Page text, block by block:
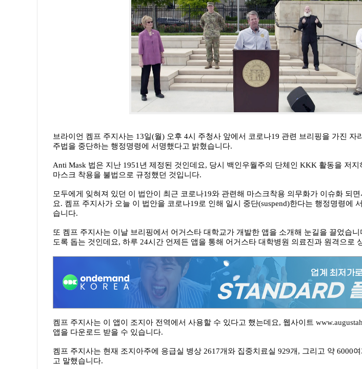
브라이언 켐프 주지사는 13일(월) 오후 4시 주청사 앞에서 코로나19 관련 브리핑을 가진 자
주법을 중단하는 행정명령에 서명했다고 밝혔습니다.
Anti Mask 법은 지난 1951년 제정된 것인데요, 당시 백인우월주의 단체인 KKK 활동을 저
마스크 착용을 불법으로 규정했던 것입니다.
모두에게 잊혀져 있던 이 법안이 최근 코로나19와 관련해 마스크착용 의무화가 이슈화 되
요. 켐프 주지사가 오늘 이 법안을 코로나19로 인해 일시 중단(suspend)한다는 행정명령에
습니다.
또 켐프 주지사는 이날 브리핑에서 어거스타 대학교가 개발한 앱을 소개해 눈길을 끌었습
도록 돕는 것인데요, 하루 24시간 언제든 앱을 통해 어거스타 대학병원 의료진과 원격으로
켐프 주지사는 이 앱이 조지아 전역에서 사용할 수 있다고 했는데요, 웹사이트
앱을 다운로드 받을 수 있습니다.
켐프 주지사는 현재 조지아주에 응급실 병상 2617개와 집중치료실 929개, 그리고 약 6000
고 말했습니다.